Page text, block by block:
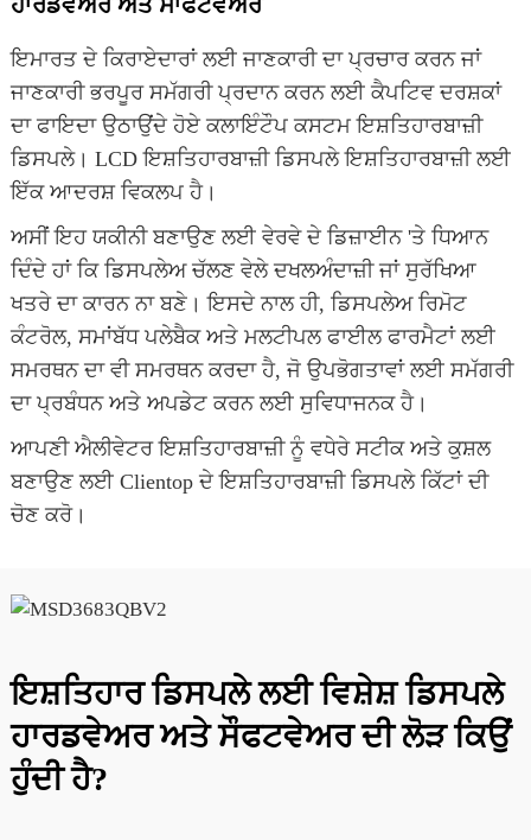
ਇਮਾਰਤ ਦੇ ਕਿਰਾਏਦਾਰਾਂ ਲਈ ਜਾਣਕਾਰੀ ਦਾ ਪ੍ਰਚਾਰ ਕਰਨ ਜਾਂ
ਜਾਣਕਾਰੀ ਭਰਪੂਰ ਸਮੱਗਰੀ ਪ੍ਰਦਾਨ ਕਰਨ ਲਈ ਕੈਪਟਿਵ ਦਰਸ਼ਕਾਂ
ਦਾ ਫਾਇਦਾ ਉਠਾਉਂਦੇ ਹੋਏ ਕਲਾਇੰਟੌਪ ਕਸਟਮ ਇਸ਼ਤਿਹਾਰਬਾਜ਼ੀ
ਡਿਸਪਲੇ। LCD ਇਸ਼ਤਿਹਾਰਬਾਜ਼ੀ ਡਿਸਪਲੇ ਇਸ਼ਤਿਹਾਰਬਾਜ਼ੀ ਲਈ
ਇੱਕ ਆਦਰਸ਼ ਵਿਕਲਪ ਹੈ।
ਅਸੀਂ ਇਹ ਯਕੀਨੀ ਬਣਾਉਣ ਲਈ ਵੇਰਵੇ ਦੇ ਡਿਜ਼ਾਈਨ 'ਤੇ ਧਿਆਨ
ਦਿੰਦੇ ਹਾਂ ਕਿ ਡਿਸਪਲੇਅ ਚੱਲਣ ਵੇਲੇ ਦਖਲਅੰਦਾਜ਼ੀ ਜਾਂ ਸੁਰੱਖਿਆ
ਖਤਰੇ ਦਾ ਕਾਰਨ ਨਾ ਬਣੇ। ਇਸਦੇ ਨਾਲ ਹੀ, ਡਿਸਪਲੇਅ ਰਿਮੋਟ
ਕੰਟਰੋਲ, ਸਮਾਂਬੱਧ ਪਲੇਬੈਕ ਅਤੇ ਮਲਟੀਪਲ ਫਾਈਲ ਫਾਰਮੈਟਾਂ ਲਈ
ਸਮਰਥਨ ਦਾ ਵੀ ਸਮਰਥਨ ਕਰਦਾ ਹੈ, ਜੋ ਉਪਭੋਗਤਾਵਾਂ ਲਈ ਸਮੱਗਰੀ
ਦਾ ਪ੍ਰਬੰਧਨ ਅਤੇ ਅਪਡੇਟ ਕਰਨ ਲਈ ਸੁਵਿਧਾਜਨਕ ਹੈ।
ਆਪਣੀ ਐਲੀਵੇਟਰ ਇਸ਼ਤਿਹਾਰਬਾਜ਼ੀ ਨੂੰ ਵਧੇਰੇ ਸਟੀਕ ਅਤੇ ਕੁਸ਼ਲ
ਬਣਾਉਣ ਲਈ Clientop ਦੇ ਇਸ਼ਤਿਹਾਰਬਾਜ਼ੀ ਡਿਸਪਲੇ ਕਿੱਟਾਂ ਦੀ
ਚੋਣ ਕਰੋ।
ਇਸ਼ਤਿਹਾਰ ਡਿਸਪਲੇ ਲਈ ਵਿਸ਼ੇਸ਼ ਡਿਸਪਲੇ
ਹਾਰਡਵੇਅਰ ਅਤੇ ਸੌਫਟਵੇਅਰ ਦੀ ਲੋੜ ਕਿਉਂ
ਹੁੰਦੀ ਹੈ?